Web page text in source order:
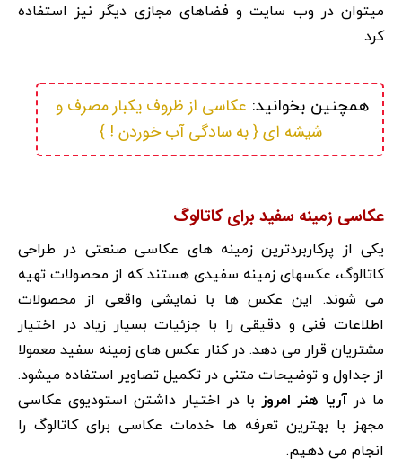
میتوان در وب سایت و فضاهای مجازی دیگر نیز استفاده
کرد.
همچنین بخوانید:
شیشه ای { به سادگی آب خوردن ! }
عکاسی زمینه سفید برای کاتالوگ
یکی از پرکاربردترین زمینه های عکاسی صنعتی در طراحی
کاتالوگ، عکسهای زمینه سفیدی هستند که از محصولات تهیه
می شوند. این عکس ها با نمایشی واقعی از محصولات
اطلاعات فنی و دقیقی را با جزئیات بسیار زیاد در اختیار
مشتریان قرار می دهد. در کنار عکس های زمینه سفید معمولا
از جداول و توضیحات متنی در تکمیل تصاویر استفاده میشود.
ما درآریا هنر امروز با در اختیار داشتن استودیوی عکاسی
مجهز با بهترین تعرفه ها خدمات عکاسی برای کاتالوگ را
انجام می دهیم.